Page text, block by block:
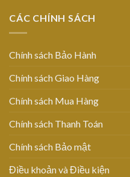
CÁC CHÍNH SÁCH
Chính sách Bảo Hành
Chính sách Giao Hàng
Chính sách Mua Hàng
Chính sách Thanh Toán
Chính sách Bảo mật
Điều khoản và Điều kiện